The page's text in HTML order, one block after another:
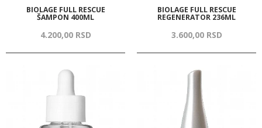
BIOLAGE FULL RESCUE
ŠAMPON 400ML
4.200,00 RSD
BIOLAGE FULL RESCUE
REGENERATOR 236ML
3.600,00 RSD